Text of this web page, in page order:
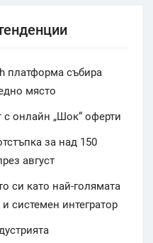
платформа събира
място
с онлайн „Шок“ оферти
за над 150
август
си като най-голямата
системен интегратор